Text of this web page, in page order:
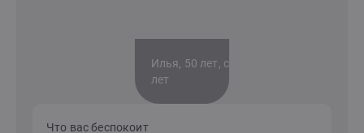
Илья, 50 лет, стаж 8
лет
Что вас беспокоит